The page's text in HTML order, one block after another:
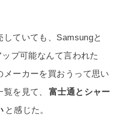
ていても、Samsungと
プ可能なんて言われた
メーカーを買おうって思い
を見て、
富士通とシャー
と感じた。